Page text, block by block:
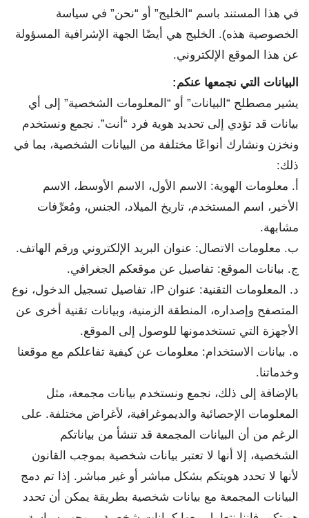
في هذا المستند باسم “الخليج” أو “نحن” في سياسة
الخصوصية هذه). الخليج هي أيضًا الجهة الإشرافية المسؤولة
عن هذا الموقع الإلكتروني.
البيانات التي نجمعها عنكم:
يشير مصطلح “البيانات” أو “المعلومات الشخصية” إلى أي
بيانات قد تؤدي إلى تحديد هوية فرد “أنت”. نجمع ونستخدم
ونخزن ونشارك أنواعًا مختلفة من البيانات الشخصية، بما في
ذلك:
أ. معلومات الهوية: الاسم الأول، الاسم الأوسط، الاسم
الأخير، اسم المستخدم، تاريخ الميلاد، الجنس، ومُعرِّفات
مشابهة.
ب. معلومات الاتصال: عنوان البريد الإلكتروني ورقم الهاتف.
ج. بيانات الموقع: تفاصيل عن موقعكم الجغرافي.
د. المعلومات التقنية: عنوان IP، تفاصيل تسجيل الدخول، نوع
المتصفح وإصداره، المنطقة الزمنية، وبيانات تقنية أخرى عن
الأجهزة التي تستخدمونها للوصول إلى الموقع.
ه. بيانات الاستخدام: معلومات عن كيفية تفاعلكم مع موقعنا
وخدماتنا.
بالإضافة إلى ذلك، نجمع ونستخدم بيانات مجمعة، مثل
المعلومات الإحصائية والديموغرافية، لأغراض مختلفة. على
الرغم من أن البيانات المجمعة قد تنشأ من بياناتكم
الشخصية، إلا أنها لا تعتبر بيانات شخصية بموجب القانون
لأنها لا تحدد هويتكم بشكل مباشر أو غير مباشر. إذا تم دمج
البيانات المجمعة مع بيانات شخصية بطريقة يمكن أن تحدد